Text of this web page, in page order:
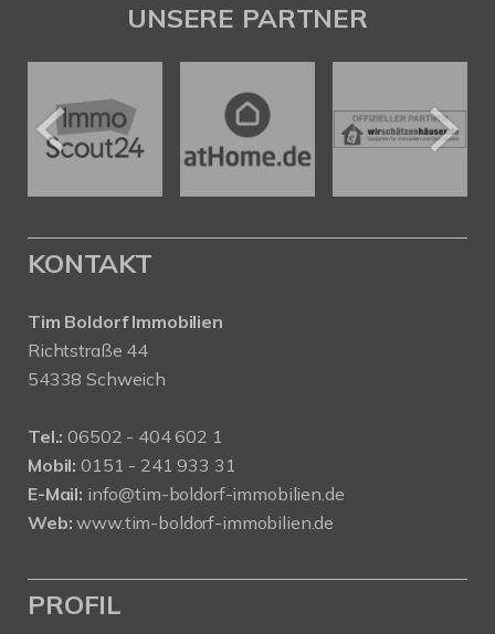
UNSERE PARTNER
KONTAKT
Tim Boldorf Immobilien
Richtstraße 44
54338 Schweich
Tel.: 06502 - 404 602 1
Mobil: 0151 - 241 933 31
E-Mail: info@tim-boldorf-immobilien.de
Web:www.tim-boldorf-immobilien.de
PROFIL